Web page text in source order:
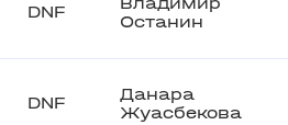
DNF
Владимир
Останин
DNF
Данара
Жуасбекова